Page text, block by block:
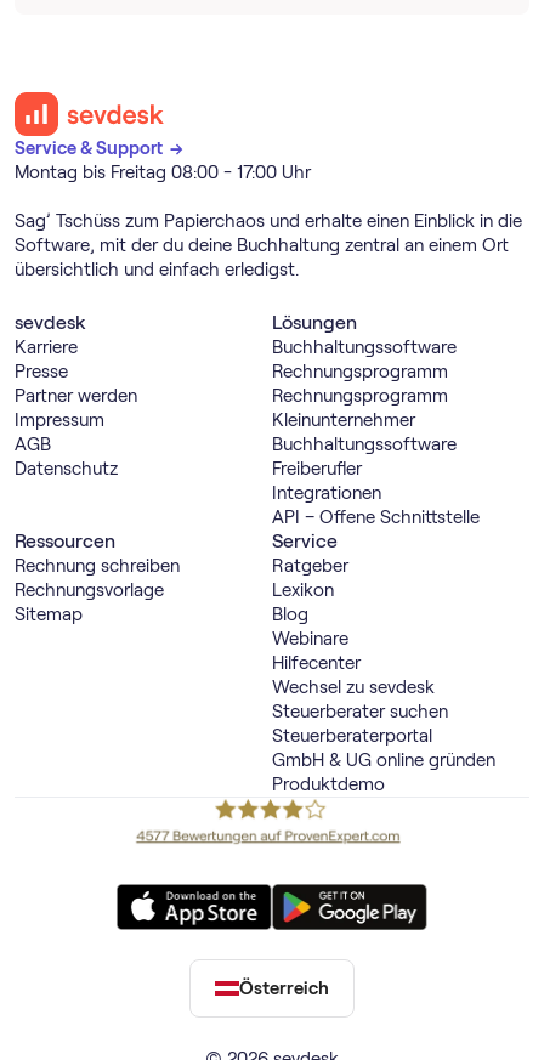
Service & Support →
Montag bis Freitag 08:00 - 17:00 Uhr
Sag’ Tschüss zum Papierchaos und erhalte einen Einblick in die
Software, mit der du deine Buchhaltung zentral an einem Ort
übersichtlich und einfach erledigst.
sevdesk
Karriere
Presse
Partner werden
Impressum
AGB
Datenschutz
Lösungen
Buch­haltungs­software
Rechnungs­programm
Rechnungs­programm
Kleinunternehmer
Buch­haltungs­software
Freiberufler
Integrationen
API – Offene Schnittstelle
Ressourcen
Rechnung schreiben
Rechnungsvorlage
Sitemap
Service
Ratgeber
Lexikon
Blog
Webinare
Hilfecenter
Wechsel zu sevdesk
Steuerberater suchen
Steuerberaterportal
GmbH & UG online gründen
Produktdemo
Österreich